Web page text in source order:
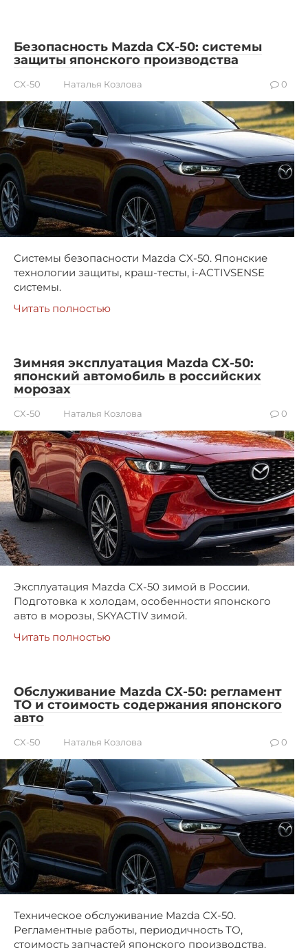
Безопасность Mazda CX-50: системы
защиты японского производства
CX-50 Наталья Козлова 0
Системы безопасности Mazda CX-50. Японские
технологии защиты, краш-тесты, i-ACTIVSENSE
системы.
Читать полностью
Зимняя эксплуатация Mazda CX-50:
японский автомобиль в российских
морозах
CX-50 Наталья Козлова 0
Эксплуатация Mazda CX-50 зимой в России.
Подготовка к холодам, особенности японского
авто в морозы, SKYACTIV зимой.
Читать полностью
Обслуживание Mazda CX-50: регламент
ТО и стоимость содержания японского
авто
CX-50 Наталья Козлова 0
Техническое обслуживание Mazda CX-50.
Регламентные работы, периодичность ТО,
стоимость запчастей японского производства.